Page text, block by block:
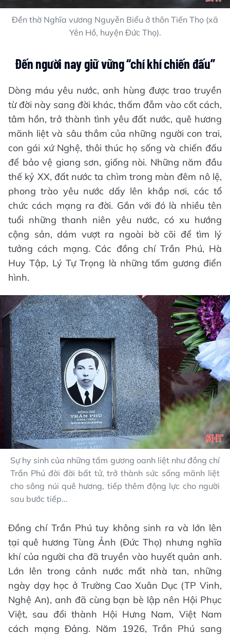
Đền thờ Nghĩa vương Nguyễn Biểu ở thôn Tiến Thọ (xã
Yên Hồ, huyện Đức Thọ).
Đến người nay giữ vững “chí khí chiến đấu”
Dòng máu yêu nước, anh hùng được trao truyền
từ đời này sang đời khác, thấm đẫm vào cốt cách,
tâm hồn, trở thành tình yêu đất nước, quê hương
mãnh liệt và sâu thẳm của những người con trai,
con gái xứ Nghệ, thôi thúc họ sống và chiến đấu
để bảo vệ giang sơn, giống nòi. Những năm đầu
thế kỷ XX, đất nước ta chìm trong màn đêm nô lệ,
phong trào yêu nước dấy lên khắp nơi, các tổ
chức cách mạng ra đời. Gắn với đó là nhiều tên
tuổi những thanh niên yêu nước, có xu hướng
cộng sản, dám vượt ra ngoài bờ cõi để tìm lý
tưởng cách mạng. Các đồng chí Trần Phú, Hà
Huy Tập, Lý Tự Trọng là những tấm gương điển
hình.
Sự hy sinh của những tấm gương oanh liệt như đồng chí
Trần Phú đời đời bất tử, trở thành sức sống mãnh liệt
cho sông núi quê hương, tiếp thêm động lực cho người
sau bước tiếp...
Đồng chí Trần Phú tuy không sinh ra và lớn lên
tại quê hương Tùng Ảnh (Đức Thọ) nhưng nghĩa
khí của người cha đã truyền vào huyết quản anh.
Lớn lên trong cảnh nước mất nhà tan, những
ngày dạy học ở Trường Cao Xuân Dục (TP Vinh,
Nghệ An), anh đã cùng bạn bè lập nên Hội Phục
Việt, sau đổi thành Hội Hưng Nam, Việt Nam
cách mạng Đảng. Năm 1926, Trần Phú sang